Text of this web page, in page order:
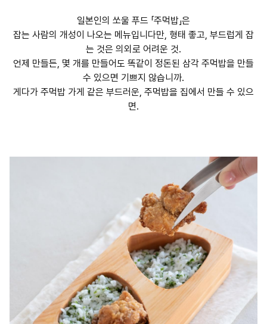
일본인의 쏘울 푸드 「주먹밥」은
잡는 사람의 개성이 나오는 메뉴입니다만, 형태 좋고, 부드럽게 잡
는 것은 의외로 어려운 것.
언제 만들든, 몇 개를 만들어도 똑같이 정돈된 삼각 주먹밥을 만들
수 있으면 기쁘지 않습니까.
게다가 주먹밥 가게 같은 부드러운, 주먹밥을 집에서 만들 수 있으
면.